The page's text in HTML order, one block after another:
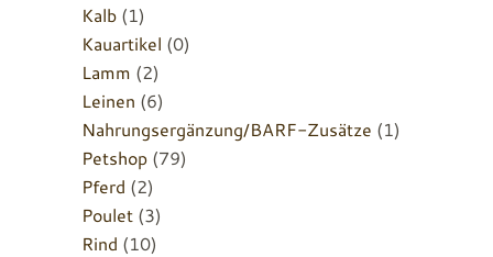
Kalb (1)
Kauartikel (0)
Lamm (2)
Leinen (6)
Nahrungsergänzung/BARF-Zusätze (1)
Petshop (79)
Pferd (2)
Poulet (3)
Rind (10)